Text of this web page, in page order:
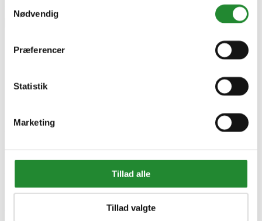
Nødvendig
Præferencer
Statistik
Marketing
Tillad alle
Tillad valgte
Model
5704314144447